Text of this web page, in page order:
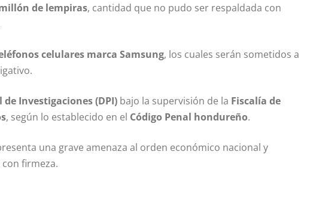
de lempiras, cantidad que no pudo ser respaldada con
celulares marca Samsung, los cuales serán sometidos a
Investigaciones (DPI) bajo la supervisión de la Fiscalía de
, según lo establecido en el Código Penal hondureño.
una grave amenaza al orden económico nacional y
firmeza.